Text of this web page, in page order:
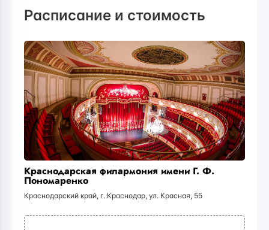
Расписание и стоимость
Краснодарская филармония имени Г. Ф.
Пономаренко
Краснодарский край, г. Краснодар, ул. Красная, 55